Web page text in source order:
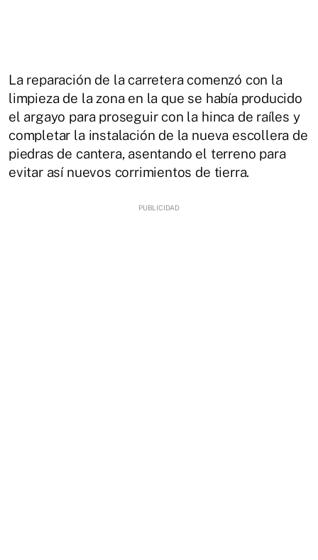
La reparación de la carretera comenzó con la
limpieza de la zona en la que se había producido
el argayo para proseguir con la hinca de raíles y
completar la instalación de la nueva escollera de
piedras de cantera, asentando el terreno para
evitar así nuevos corrimientos de tierra.